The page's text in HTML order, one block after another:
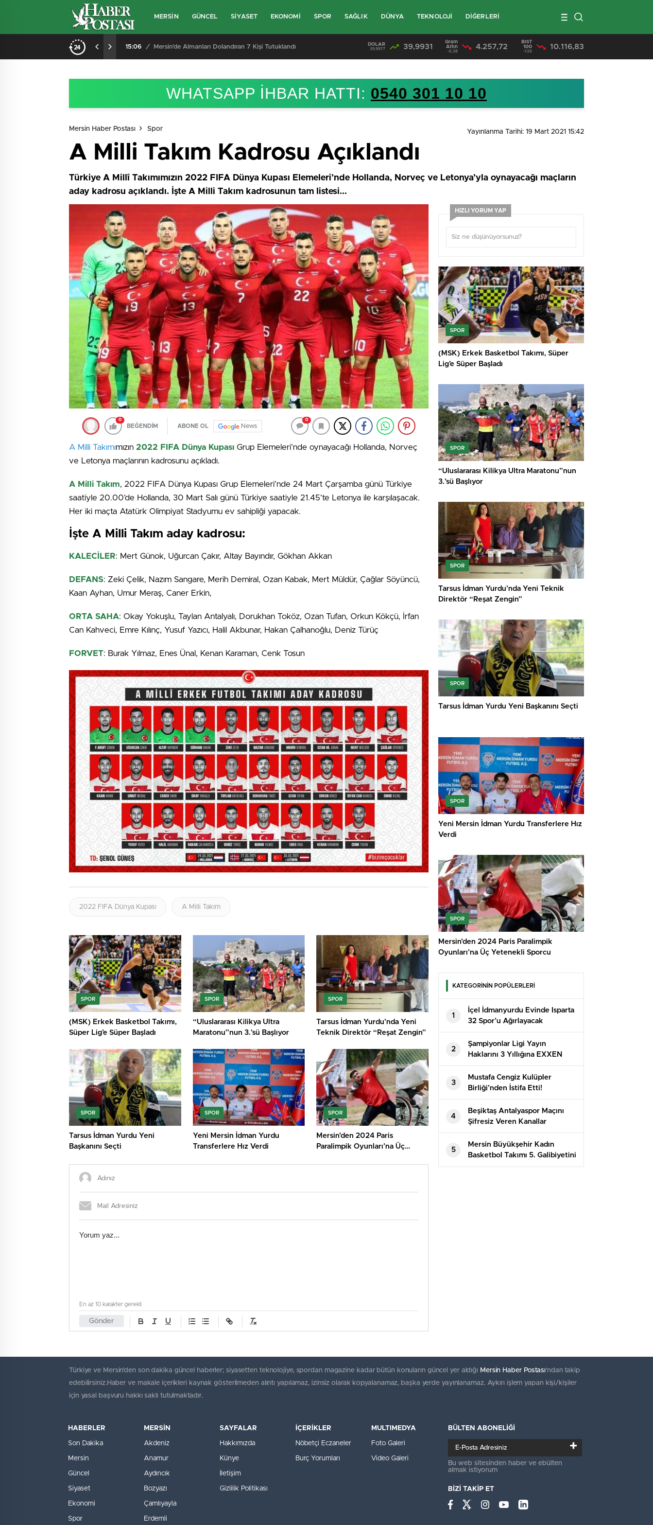
MERSİN GÜNCEL SİYASET EKONOMİ SPOR SAĞLIK DÜNYA TEKNOLOJİ DİĞERLERİ
15:06 / Mersin’de Almanları Dolandıran 7 Kişi Tutuklandı 17:36 / Mersin’de Uyuşturucu Satıcılarına Operasyon 3 Tutuklama
DOLAR
39,9977 39,9931
Gram
Altın
-0,38
4.257,72
BIST
100
-1,55
10.116,83
WHATSAPP İHBAR HATTI: 0540 301 10 10
Mersin Haber Postası Spor Yayınlanma Tarihi: 19 Mart 2021 15:42
A Milli Takım Kadrosu Açıklandı
Türkiye A Millî Takımımızın 2022 FIFA Dünya Kupası Elemeleri’nde Hollanda, Norveç ve Letonya’yla oynayacağı maçların
aday kadrosu açıklandı. İşte A Milli Takım kadrosunun tam listesi...
0
BEĞENDİM ABONE OL News
0
A Milli Takımımızın 2022 FIFA Dünya Kupası Grup Elemeleri’nde oynayacağı Hollanda, Norveç
ve Letonya maçlarının kadrosunu açıkladı.
A Milli Takım, 2022 FIFA Dünya Kupası Grup Elemeleri’nde 24 Mart Çarşamba günü Türkiye
saatiyle 20.00’de Hollanda, 30 Mart Salı günü Türkiye saatiyle 21.45’te Letonya ile karşılaşacak.
Her iki maçta Atatürk Olimpiyat Stadyumu ev sahipliği yapacak.
İşte A Milli Takım aday kadrosu:
KALECİLER: Mert Günok, Uğurcan Çakır, Altay Bayındır, Gökhan Akkan
DEFANS: Zeki Çelik, Nazım Sangare, Merih Demiral, Ozan Kabak, Mert Müldür, Çağlar Söyüncü,
Kaan Ayhan, Umur Meraş, Caner Erkin,
ORTA SAHA: Okay Yokuşlu, Taylan Antalyalı, Dorukhan Toköz, Ozan Tufan, Orkun Kökçü, İrfan
Can Kahveci, Emre Kılınç, Yusuf Yazıcı, Halil Akbunar, Hakan Çalhanoğlu, Deniz Türüç
FORVET: Burak Yılmaz, Enes Ünal, Kenan Karaman, Cenk Tosun
2022 FIFA Dünya Kupası A Milli Takım
SPOR
(MSK) Erkek Basketbol Takımı,
Süper Lig’e Süper Başladı
SPOR
“Uluslararası Kilikya Ultra
Maratonu”nun 3.’sü Başlıyor
SPOR
Tarsus İdman Yurdu’nda Yeni
Teknik Direktör “Reşat Zengin”
SPOR
Tarsus İdman Yurdu Yeni
Başkanını Seçti
SPOR
Yeni Mersin İdman Yurdu
Transferlere Hız Verdi
SPOR
Mersin’den 2024 Paris
Paralimpik Oyunları’na Üç
Gönder
En az 10 karakter gerekli
HIZLI YORUM YAP
SPOR
(MSK) Erkek Basketbol Takımı, Süper
Lig’e Süper Başladı
SPOR
“Uluslararası Kilikya Ultra Maratonu”nun
3.’sü Başlıyor
SPOR
Tarsus İdman Yurdu’nda Yeni Teknik
Direktör “Reşat Zengin”
SPOR
Tarsus İdman Yurdu Yeni Başkanını Seçti
SPOR
Yeni Mersin İdman Yurdu Transferlere Hız
Verdi
SPOR
Mersin’den 2024 Paris Paralimpik
Oyunları’na Üç Yetenekli Sporcu
KATEGORİNİN POPÜLERLERİ
1
İçel İdmanyurdu Evinde Isparta
32 Spor’u Ağırlayacak
2
Şampiyonlar Ligi Yayın
Haklarını 3 Yıllığına EXXEN
Aldı!
3
Mustafa Cengiz Kulüpler
Birliği’nden İstifa Etti!
4
Beşiktaş Antalyaspor Maçını
Şifresiz Veren Kanallar
5
Mersin Büyükşehir Kadın
Basketbol Takımı 5. Galibiyetini
Aldı
Türkiye ve Mersin’den son dakika güncel haberler; siyasetten teknolojiye, spordan magazine kadar bütün konuların güncel yer aldığı Mersin Haber Postası'ndan takip
edebilirsiniz.Haber ve makale içerikleri kaynak gösterilmeden alıntı yapılamaz, izinsiz olarak kopyalanamaz, başka yerde yayınlanamaz. Aykırı işlem yapan kişi/kişiler
için yasal başvuru hakkı saklı tutulmaktadır.
HABERLER
Son Dakika
Mersin
Güncel
Siyaset
Ekonomi
Spor
MERSİN
Akdeniz
Anamur
Aydıncık
Bozyazı
Çamlıyayla
Erdemli
SAYFALAR
Hakkımızda
Künye
İletişim
Gizlilik Politikası
İÇERİKLER
Nöbetçi Eczaneler
Burç Yorumları
MULTIMEDYA
Foto Galeri
Video Galeri
BÜLTEN ABONELİĞİ
+
Bu web sitesinden haber ve ebülten
almak istiyorum
BİZİ TAKİP ET